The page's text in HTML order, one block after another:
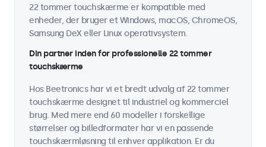
22 tommer touchskærme er kompatible med
enheder, der bruger et Windows, macOS, ChromeOS,
Samsung DeX eller Linux operativsystem.
Din partner inden for professionelle 22 tommer
touchskærme
Hos Beetronics har vi et bredt udvalg af 22 tommer
touchskærme designet til industriel og kommerciel
brug. Med mere end 60 modeller i forskellige
størrelser og billedformater har vi en passende
touchskærmløsning til enhver applikation. Er du